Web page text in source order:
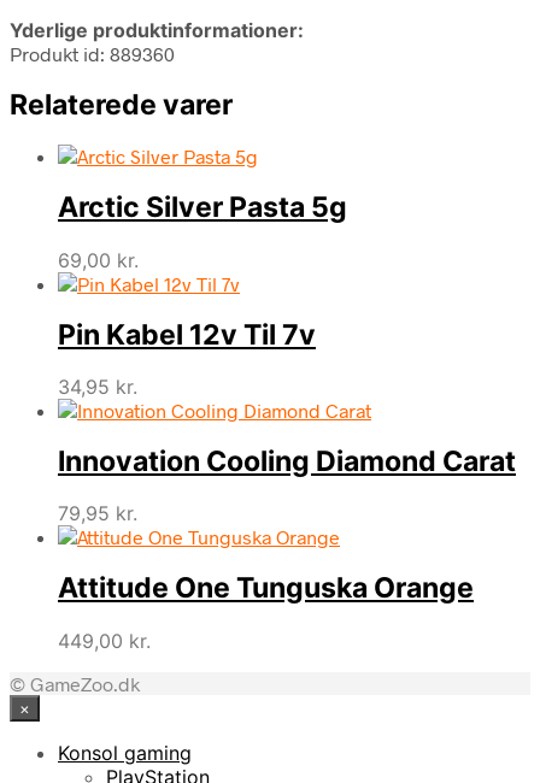
Yderlige produktinformationer:
Produkt id: 889360
Relaterede varer
Arctic Silver Pasta 5g
69,00 kr.
Pin Kabel 12v Til 7v
34,95 kr.
Innovation Cooling Diamond Carat
79,95 kr.
Attitude One Tunguska Orange
449,00 kr.
© GameZoo.dk
×
Konsol gaming
PlayStation